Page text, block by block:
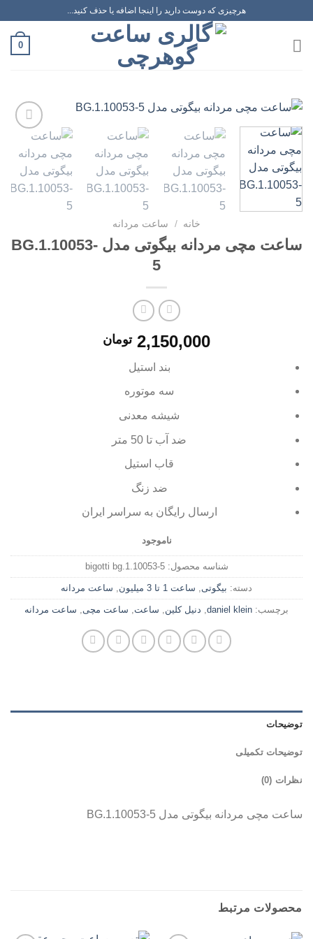
محتوا
هرچیزی که دوست دارید را اینجا اضافه یا حذف کنید...
0
افزودن
به
علاقه
خانه / ساعت مردانه
ساعت مچی مردانه بیگوتی مدل BG.1.10053-
5
2,150,000 تومان
بند استیل
سه موتوره
شیشه معدنی
ضد آب تا 50 متر
قاب استیل
ضد زنگ
ارسال رایگان به سراسر ایران
ناموجود
شناسه محصول:bigotti bg.1.10053-5
دسته: بیگوتی ساعت 1 تا 3 میلیون ساعت مردانه
برچسب: daniel klein دنیل کلین ساعت ساعت مچی ساعت مردانه
توضیحات
توضیحات تکمیلی
نظرات (0)
ساعت مچی مردانه بیگوتی مدل BG.1.10053-5
محصولات مرتبط